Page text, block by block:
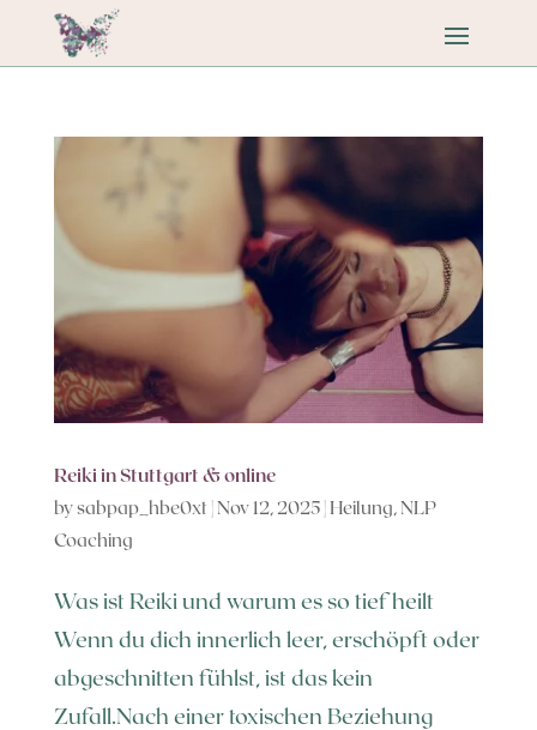
Reiki in Stuttgart & online
bysabpap_hbe0xt |Nov 12, 2025|Heilung,NLP
Coaching
Was ist Reiki und warum es so tief heilt
Wenn du dich innerlich leer, erschöpft oder
abgeschnitten fühlst, ist das kein
Zufall.Nach einer toxischen Beziehung